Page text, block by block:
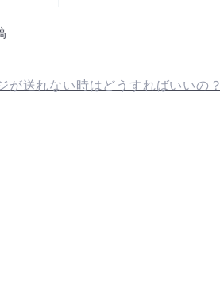
が送れない時はどうすればいいの？